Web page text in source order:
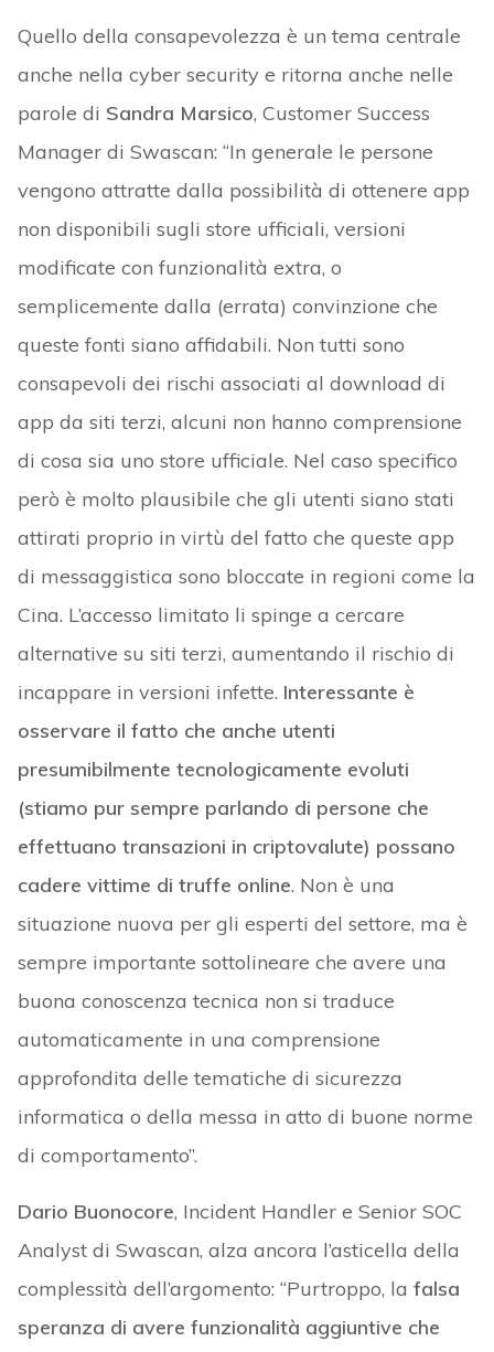
Quello della consapevolezza è un tema centrale
anche nella cyber security e ritorna anche nelle
parole di Sandra Marsico, Customer Success
Manager di Swascan: “In generale le persone
vengono attratte dalla possibilità di ottenere app
non disponibili sugli store ufficiali, versioni
modificate con funzionalità extra, o
semplicemente dalla (errata) convinzione che
queste fonti siano affidabili. Non tutti sono
consapevoli dei rischi associati al download di
app da siti terzi, alcuni non hanno comprensione
di cosa sia uno store ufficiale. Nel caso specifico
però è molto plausibile che gli utenti siano stati
attirati proprio in virtù del fatto che queste app
di messaggistica sono bloccate in regioni come la
Cina. L’accesso limitato li spinge a cercare
alternative su siti terzi, aumentando il rischio di
incappare in versioni infette. Interessante è
osservare il fatto che anche utenti
presumibilmente tecnologicamente evoluti
(stiamo pur sempre parlando di persone che
effettuano transazioni in criptovalute) possano
cadere vittime di truffe online. Non è una
situazione nuova per gli esperti del settore, ma è
sempre importante sottolineare che avere una
buona conoscenza tecnica non si traduce
automaticamente in una comprensione
approfondita delle tematiche di sicurezza
informatica o della messa in atto di buone norme
di comportamento”.
Dario Buonocore, Incident Handler e Senior SOC
Analyst di Swascan, alza ancora l’asticella della
complessità dell’argomento: “Purtroppo, la falsa
speranza di avere funzionalità aggiuntive che